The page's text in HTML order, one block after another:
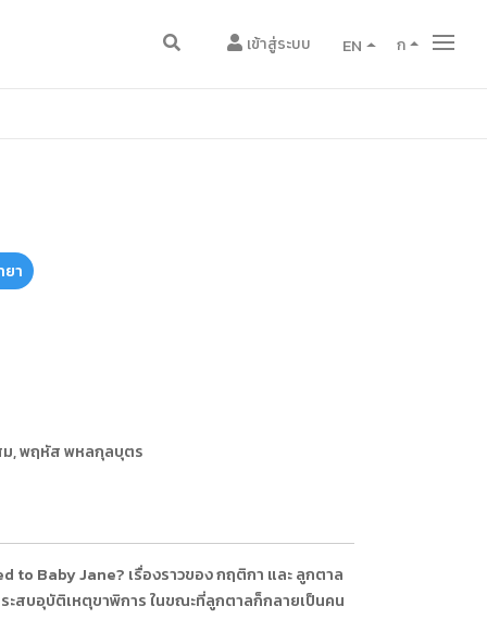
เข้าสู่ระบบ EN ก
ยา
, พฤหัส พหลกุลบุตร
to Baby Jane? เรื่องราวของ กฤติกา และ ลูกตาล
ะสบอุบัติเหตุขาพิการ ในขณะที่ลูกตาลก็กลายเป็นคน